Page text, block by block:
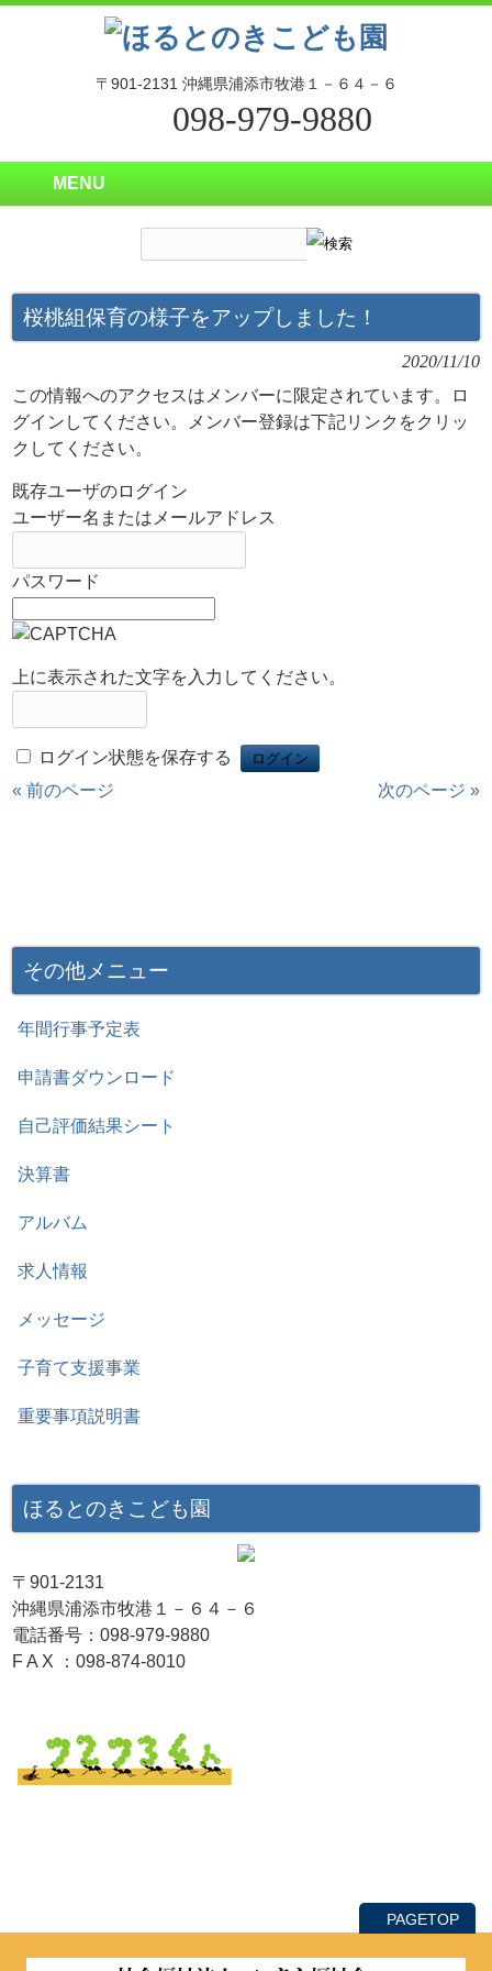
〒901-2131 沖縄県浦添市牧港１－６４－６
098-979-9880
MENU
桜桃組保育の様子をアップしました！
2020/11/10
この情報へのアクセスはメンバーに限定されています。ロ
グインしてください。メンバー登録は下記リンクをクリッ
クしてください。
既存ユーザのログイン
ユーザー名またはメールアドレス
パスワード
上に表示された文字を入力してください。
ログイン状態を保存する
« 前のページ
次のページ »
その他メニュー
年間行事予定表
申請書ダウンロード
自己評価結果シート
決算書
アルバム
求人情報
メッセージ
子育て支援事業
重要事項説明書
ほるとのきこども園
〒901-2131
沖縄県浦添市牧港１－６４－６
電話番号：098-979-9880
F A X ：098-874-8010
PAGETOP